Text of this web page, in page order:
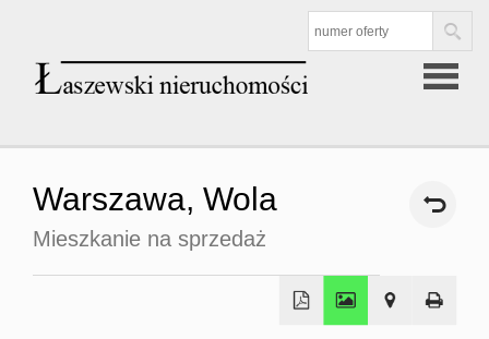
Strona
Oferta
Warszawa, Wola
Mieszkanie na sprzedaż